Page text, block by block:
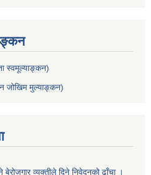
स्वमूल्याङ्कन)
जोखिम मुल्याङ्कन)
व्यक्तीले दिने निवेदनको ढाँचा ।